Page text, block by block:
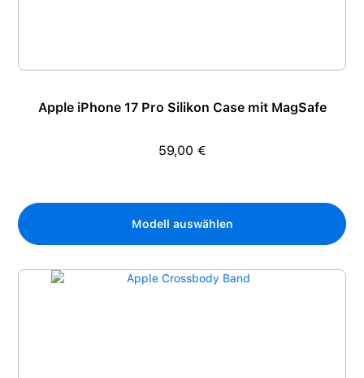
Apple iPhone 17 Pro Silikon Case mit MagSafe
Regulärer Preis:
59,00 €
Modell auswählen